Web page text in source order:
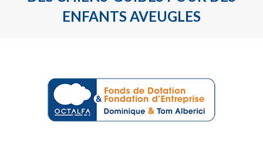
ENFANTS AVEUGLES